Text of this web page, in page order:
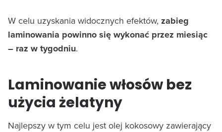
W celu uzyskania widocznych efektów, zabieg
laminowania powinno się wykonać przez miesiąc
– raz w tygodniu.
Laminowanie włosów bez
użycia żelatyny
Najlepszy w tym celu jest olej kokosowy zawierający